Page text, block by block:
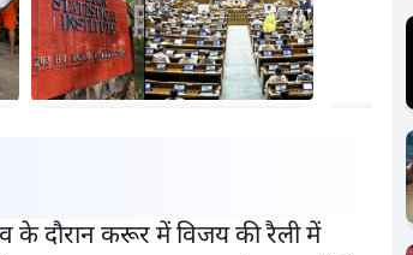
संस्थान की स्वायत्तता पर भी अब मंडरा
रहा ख़तरा?
व्यंग्य/
के दौरान करूर में विजय की रैली में